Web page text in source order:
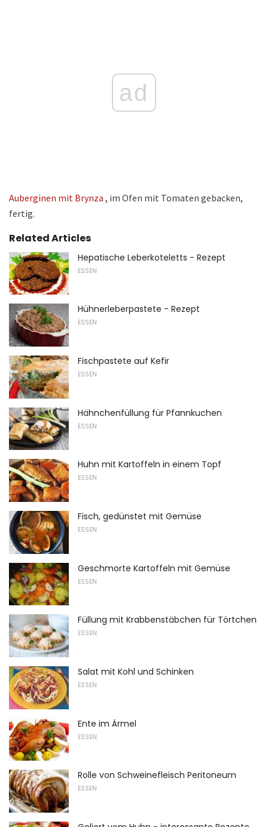
ad
Auberginen mit Brynza , im Ofen mit Tomaten gebacken,
fertig.
Related Articles
Hepatische Leberkoteletts - Rezept
ESSEN
Hühnerleberpastete - Rezept
ESSEN
Fischpastete auf Kefir
ESSEN
Hähnchenfüllung für Pfannkuchen
ESSEN
Huhn mit Kartoffeln in einem Topf
ESSEN
Fisch, gedünstet mit Gemüse
ESSEN
Geschmorte Kartoffeln mit Gemüse
ESSEN
Füllung mit Krabbenstäbchen für Törtchen
ESSEN
Salat mit Kohl und Schinken
ESSEN
Ente im Ärmel
ESSEN
Rolle von Schweinefleisch Peritoneum
ESSEN